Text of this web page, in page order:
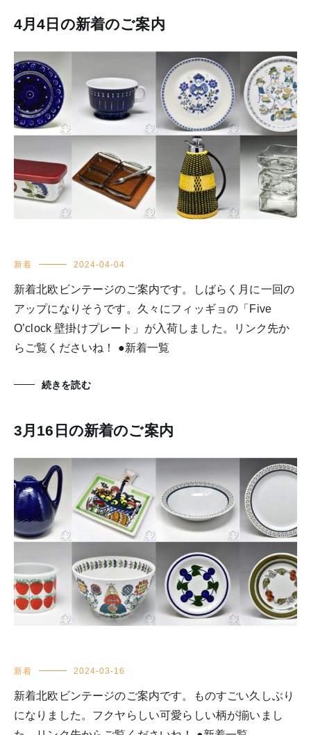
4月4日の新着のご案内
新着 2024-04-04
新着北欧ビンテージのご案内です。しばらく月に一回の
アップになりそうです。久々にフィッギョの「Five
O’clock 壁掛けプレート」が入荷しました。リンク先か
らご覧くださいね！ ●新着一覧
続きを読む
3月16日の新着のご案内
新着 2024-03-16
新着北欧ビンテージのご案内です。ものすごい久しぶり
になりました。フクヤらしい可愛らしい柄が揃いまし